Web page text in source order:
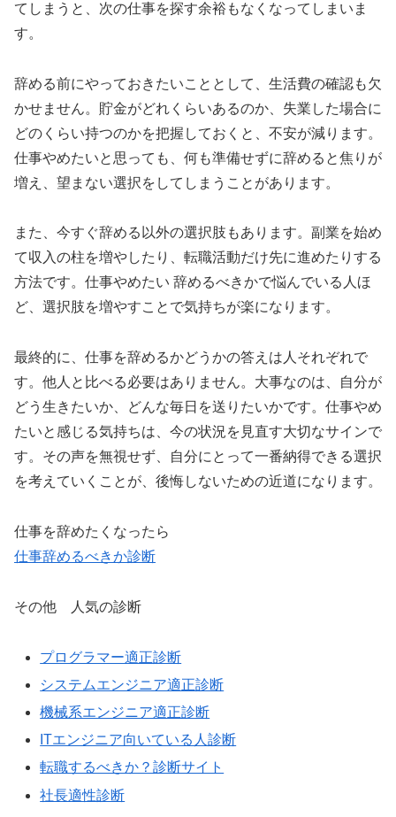
てしまうと、次の仕事を探す余裕もなくなってしまいま
す。
辞める前にやっておきたいこととして、生活費の確認も欠
かせません。貯金がどれくらいあるのか、失業した場合に
どのくらい持つのかを把握しておくと、不安が減ります。
仕事やめたいと思っても、何も準備せずに辞めると焦りが
増え、望まない選択をしてしまうことがあります。
また、今すぐ辞める以外の選択肢もあります。副業を始め
て収入の柱を増やしたり、転職活動だけ先に進めたりする
方法です。仕事やめたい 辞めるべきかで悩んでいる人ほ
ど、選択肢を増やすことで気持ちが楽になります。
最終的に、仕事を辞めるかどうかの答えは人それぞれで
す。他人と比べる必要はありません。大事なのは、自分が
どう生きたいか、どんな毎日を送りたいかです。仕事やめ
たいと感じる気持ちは、今の状況を見直す大切なサインで
す。その声を無視せず、自分にとって一番納得できる選択
を考えていくことが、後悔しないための近道になります。
仕事を辞めたくなったら
仕事辞めるべきか診断
その他 人気の診断
プログラマー適正診断
システムエンジニア適正診断
機械系エンジニア適正診断
ITエンジニア向いている人診断
転職するべきか？診断サイト
社長適性診断